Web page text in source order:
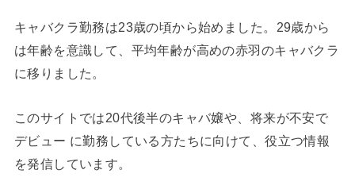
キャバクラ勤務は23歳の頃から始めました。29歳から
は年齢を意識して、平均年齢が高めの赤羽のキャバクラ
に移りました。
このサイトでは20代後半のキャバ嬢や、将来が不安で
デビュー に勤務している方たちに向けて、役立つ情報
を発信しています。